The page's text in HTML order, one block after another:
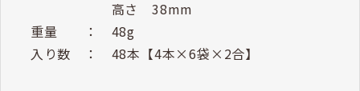
高さ 38mm
重量 ： 48g
入り数 ： 48本【4本×6袋×2合】